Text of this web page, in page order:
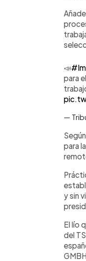
📣
para
—
para
y sin
El lío
del